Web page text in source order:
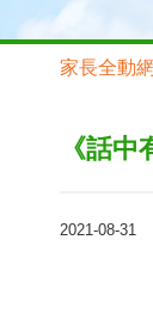
家長全動網
《話
2021-08-31